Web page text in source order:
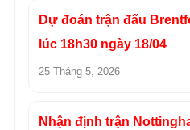
Dự đoán trận đấu
lúc 18h30 ngày 18/04
25 Tháng 5, 2026
Nhận định trận